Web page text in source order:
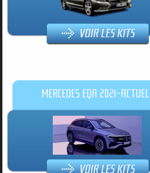
MERCEDES EQA 2021-ACTUEL